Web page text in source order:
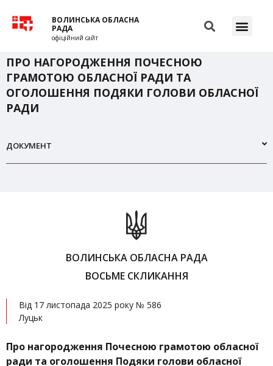
ВОЛИНСЬКА ОБЛАСНА
РАДА
офіційний сайт
ПРО НАГОРОДЖЕННЯ ПОЧЕСНОЮ
ГРАМОТОЮ ОБЛАСНОЇ РАДИ ТА
ОГОЛОШЕННЯ ПОДЯКИ ГОЛОВИ ОБЛАСНОЇ
РАДИ
ДОКУМЕНТ
ВОЛИНСЬКА ОБЛАСНА РАДА
ВОСЬМЕ СКЛИКАННЯ
Від 17 листопада 2025 року № 586
Луцьк
Про нагородження Почесною грамотою обласної
ради та оголошення Подяки голови обласної